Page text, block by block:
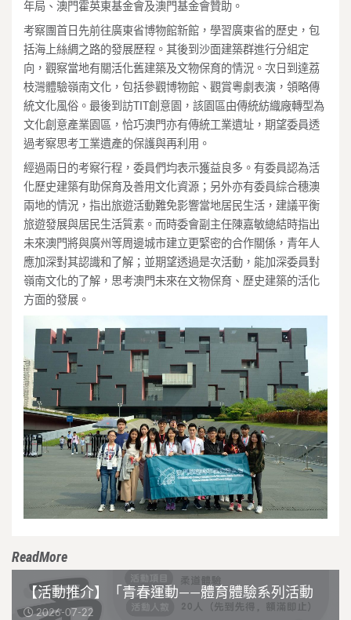
年局、澳門霍英東基金會及澳門基金會贊助。
考察團首日先前往廣東省博物館新館，學習廣東省的歷史，包
括海上絲綢之路的發展歷程。其後到沙面建築群進行分組定
向，觀察當地有關活化舊建築及文物保育的情況。次日到達荔
枝灣體驗嶺南文化，包括參觀博物館、觀賞粵劇表演，領略傳
統文化風俗。最後到訪TIT創意園，該園區由傳統紡織廠轉型為
文化創意產業園區，恰巧澳門亦有傳統工業遺址，期望委員透
過考察思考工業遺產的保護與再利用。
經過兩日的考察行程，委員們均表示獲益良多。有委員認為活
化歷史建築有助保育及善用文化資源；另外亦有委員綜合穗澳
兩地的情況，指出旅遊活動難免影響當地居民生活，建議平衡
旅遊發展與居民生活質素。而時委會副主任陳嘉敏總結時指出
未來澳門將與廣州等周邊城市建立更緊密的合作關係，青年人
應加深對其認識和了解；並期望透過是次活動，能加深委員對
嶺南文化的了解，思考澳門未來在文物保育、歷史建築的活化
方面的發展。
ReadMore
【活動推介】「青春運動——體育體驗系列活動
2026-07-22